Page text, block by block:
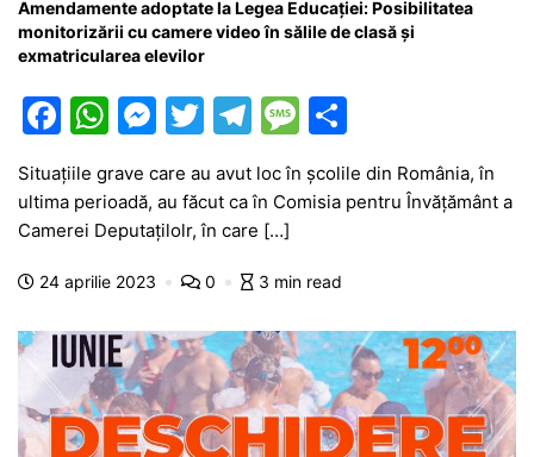
Amendamente adoptate la Legea Educației: Posibilitatea
monitorizării cu camere video în sălile de clasă și
exmatricularea elevilor
F
a
c
e
b
o
o
k
W
at
s
A
p
M
s
s
e
g
er
T
itt
er
T
e
gr
a
m
M
s
a
g
e
ar
ta
ă
Situațiile grave care au avut loc în școlile din România, în
ultima perioadă, au făcut ca în Comisia pentru Învățământ a
Camerei Deputațilolr, în care […]
24 aprilie 2023 0 3 min read